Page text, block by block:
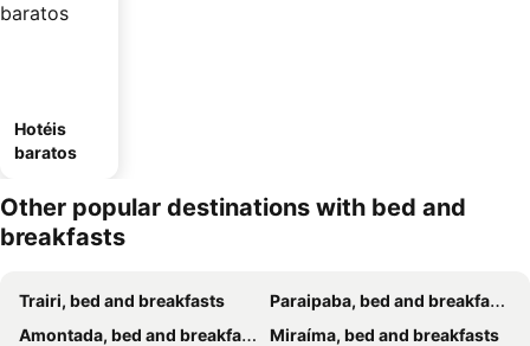
Hotéis
baratos
Other popular destinations with bed and
breakfasts
Trairi, bed and breakfasts
Paraipaba, bed and breakfasts
Amontada, bed and breakfasts
Miraíma, bed and breakfasts